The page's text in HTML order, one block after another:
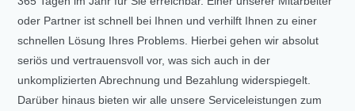
oder Partner ist schnell bei Ihnen und verhilft Ihnen zu einer
schnellen Lösung Ihres Problems. Hierbei gehen wir absolut
seriös und vertrauensvoll vor, was sich auch in der
unkomplizierten Abrechnung und Bezahlung widerspiegelt.
Darüber hinaus bieten wir alle unsere Serviceleistungen zum